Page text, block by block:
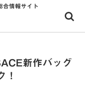
合情報サイト
新作バッグ
！